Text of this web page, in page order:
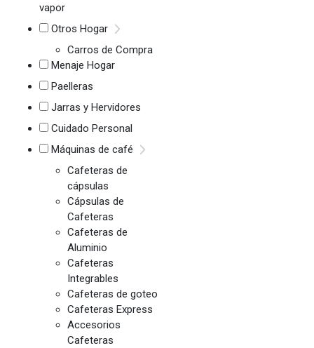
vapor
Otros Hogar
Carros de Compra
Menaje Hogar
Paelleras
Jarras y Hervidores
Cuidado Personal
Máquinas de café
Cafeteras de
cápsulas
Cápsulas de
Cafeteras
Cafeteras de
Aluminio
Cafeteras
Integrables
Cafeteras de goteo
Cafeteras Express
Accesorios
Cafeteras